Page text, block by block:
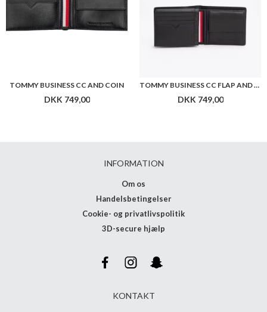
TOMMY BUSINESS CC AND COIN
DKK 749,00
TOMMY BUSINESS CC FLAP AND COIN
DKK 749,00
INFORMATION
Om os
Handelsbetingelser
Cookie- og privatlivspolitik
3D-secure hjælp
KONTAKT